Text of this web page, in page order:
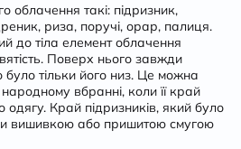
облачення такі: підризник,
риза, поручі, орар, палиця.
до тіла елемент облачення
Поверх нього завжди
тільки його низ. Це можна
вбранні, коли її край
одягу. Край підризників, який було
вишивкою або пришитою смугою